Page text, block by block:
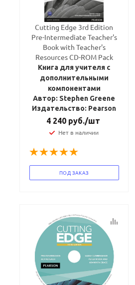
Cutting Edge 3rd Edition
Pre-Intermediate Teacher's
Book with Teacher's
Resources CD-ROM Pack
Книга для учителя с
дополнительными
компонентами
Автор: Stephen Greene
Издательство: Pearson
4 240руб./шт
Нет в наличии
ПОД ЗАКАЗ